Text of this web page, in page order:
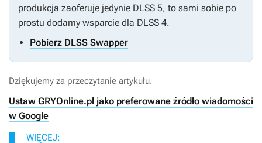
produkcja zaoferuje jedynie DLSS 5, to sami sobie po
prostu dodamy wsparcie dla DLSS 4.
Pobierz DLSS Swapper
Dziękujemy za przeczytanie artykułu.
Ustaw GRYOnline.pl jako preferowane źródło wiadomości
w Google
WIĘCEJ: